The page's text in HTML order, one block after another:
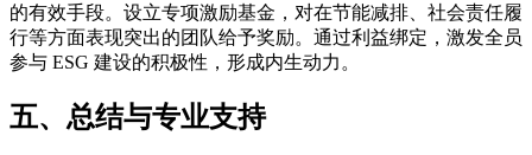
的有效手段。设立专项激励基金，对在节能减排、社会责任履
行等方面表现突出的团队给予奖励。通过利益绑定，激发全员
参与 ESG 建设的积极性，形成内生动力。
五、总结与专业支持